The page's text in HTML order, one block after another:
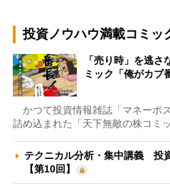
投資ノウハウ満載コミッ
「売り時」を逃
ミック「俺がカブ
かつて投資情報雑誌「マネーポ
詰め込まれた「天下無敵の株コミ
テクニカル分析・集中講義 投
【第10回】